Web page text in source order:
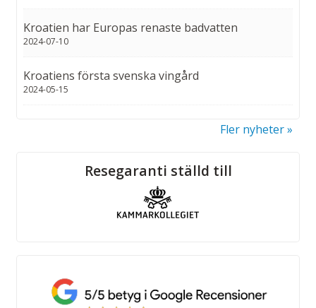
Kroatien har Europas renaste badvatten
2024-07-10
Kroatiens första svenska vingård
2024-05-15
Fler nyheter
Sociala medierResegaranti ställd till